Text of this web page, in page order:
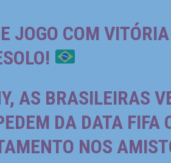
JOGO COM
!
AS BRASILEIRAS
DA DATA FIFA
NOS